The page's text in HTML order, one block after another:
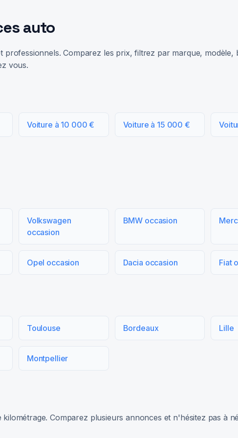
auto
Comparez les prix, filtrez par marque, modèle,
vous.
Voiture à 10 000 € Voiture à 15 000 €
Volkswagen
occasion
BMW occasion
Opel occasion Dacia occasion Fiat
Toulouse Bordeaux Lille
Montpellier
Comparez plusieurs annonces et n'hésitez pas à